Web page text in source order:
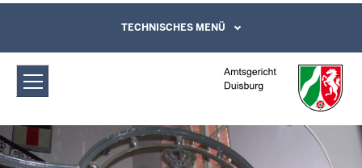
Amtsgericht Duisburg: Sitzungstermine
Direkt zum Inhalt
Leichte Sprache, Gebärdensprachenvideo
und Kontaktformular
TECHNISCHES MENÜ